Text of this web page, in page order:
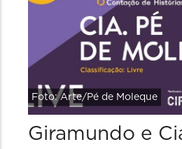
Foto: Arte/Pé de Moleque
Giramundo e